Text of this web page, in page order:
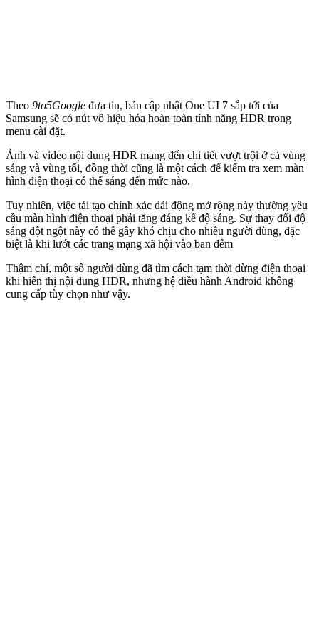
Theo 9to5Google đưa tin, bản cập nhật One UI 7 sắp tới của
Samsung sẽ có nút vô hiệu hóa hoàn toàn tính năng HDR trong
menu cài đặt.
Ảnh và video nội dung HDR mang đến chi tiết vượt trội ở cả vùng
sáng và vùng tối, đồng thời cũng là một cách để kiểm tra xem màn
hình điện thoại có thể sáng đến mức nào.
Tuy nhiên, việc tái tạo chính xác dải động mở rộng này thường yêu
cầu màn hình điện thoại phải tăng đáng kể độ sáng. Sự thay đổi độ
sáng đột ngột này có thể gây khó chịu cho nhiều người dùng, đặc
biệt là khi lướt các trang mạng xã hội vào ban đêm
Thậm chí, một số người dùng đã tìm cách tạm thời dừng điện thoại
khi hiển thị nội dung HDR, nhưng hệ điều hành Android không
cung cấp tùy chọn như vậy.